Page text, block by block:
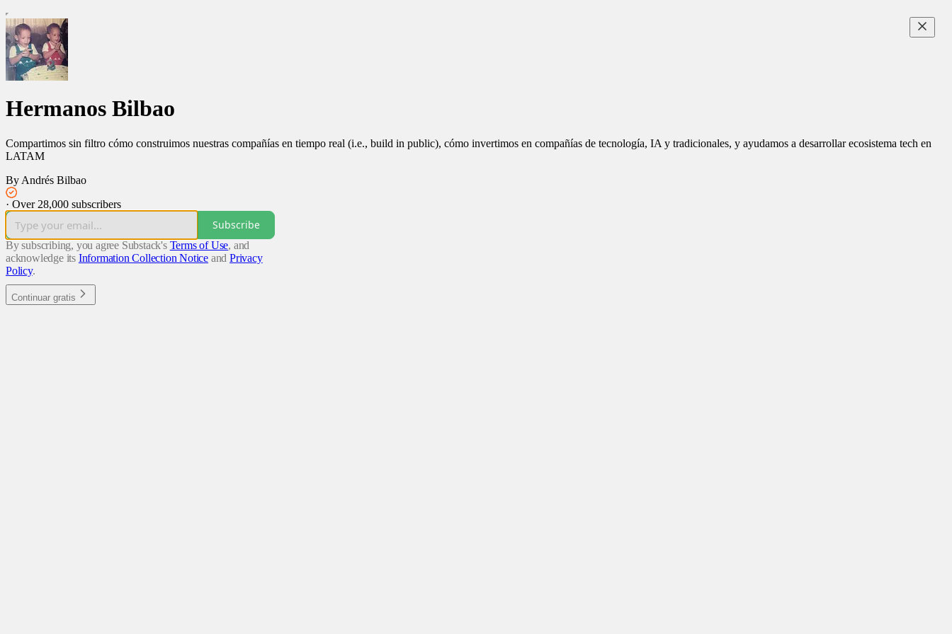
Hermanos Bilbao
Compartimos sin filtro cómo construimos nuestras compañías en tiempo real (i.e., build in public), cómo invertimos en compañías de tecnología, IA y tradicionales, y ayudamos a desarrollar ecosistema tech en
LATAM
By Andrés Bilbao
· Over 28,000 subscribers
Subscribe
By subscribing, you agree Substack's Terms of Use, and
acknowledge its Information Collection Notice and Privacy
Policy.
Continuar gratis